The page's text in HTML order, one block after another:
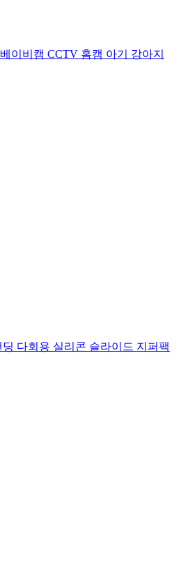
이비캠 CCTV 홈캠 아기 강아지
다회용 실리콘 슬라이드 지퍼팩